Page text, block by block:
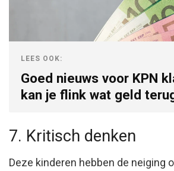
LEES OOK:
Goed nieuws voor KPN
kan je flink wat geld
7. Kritisch denken
Deze kinderen hebben de neiging